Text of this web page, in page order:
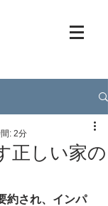
正しい家の
: 2分
約され、インパ